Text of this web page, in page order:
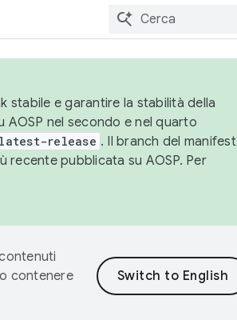
stabile e garantire la stabilità della
nel secondo e nel quarto
release . Il branch del manifest
recente pubblicata su AOSP. Per
contenere